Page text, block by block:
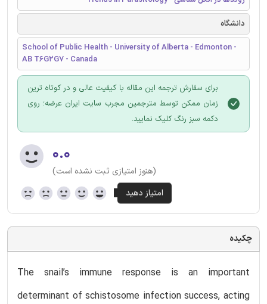
دانشگاه
School of Public Health - University of Alberta - Edmonton -
AB T6G2G7 - Canada
برای سفارش ترجمه این مقاله با کیفیت عالی و در کوتاه ترین
زمان ممکن توسط مترجمین مجرب سایت ایران عرضه؛ روی
دکمه سبز رنگ کلیک نمایید.
۰.۰
(هنوز امتیازی ثبت نشده است)
چکیده
The snail’s immune response is an important
determinant of schistosome infection success, acting